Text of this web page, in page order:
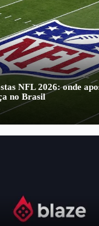
NFL 2026: onde
no Brasil